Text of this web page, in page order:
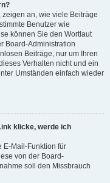
an, wie viele Beiträge
Benutzer wie
können Sie den Wortlaut
Board-Administration
Beiträge, nur um Ihren
Verhalten nicht und ein
Umständen einfach wieder
klicke, werde ich
E-Mail-Funktion für
von der Board-
soll den Missbrauch